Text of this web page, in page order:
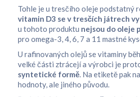
Tohle je u tresčího oleje podstatný
vitamin D3 se v tresčích játrech
u tohoto produktu nejsou do oleje
pro omega-3, 4, 6, 7 a 11 mastné
U rafinovaných olejů se vitaminy
velké části ztrácejí a výrobci je
syntetické formě. Na etiketě pak
hodnoty, ale jiného původu.